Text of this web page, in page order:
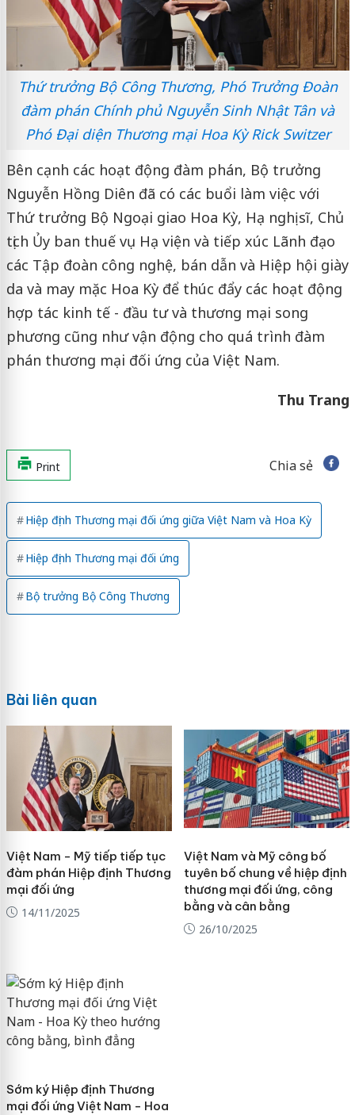
Thứ trưởng Bộ Công Thương, Phó Trưởng Đoàn
đàm phán Chính phủ Nguyễn Sinh Nhật Tân và
Phó Đại diện Thương mại Hoa Kỳ Rick Switzer
Bên cạnh các hoạt động đàm phán, Bộ trưởng
Nguyễn Hồng Diên đã có các buổi làm việc với
Thứ trưởng Bộ Ngoại giao Hoa Kỳ, Hạ nghị sĩ, Chủ
tịch Ủy ban thuế vụ Hạ viện và tiếp xúc Lãnh đạo
các Tập đoàn công nghệ, bán dẫn và Hiệp hội giày
da và may mặc Hoa Kỳ để thúc đẩy các hoạt động
hợp tác kinh tế - đầu tư và thương mại song
phương cũng như vận động cho quá trình đàm
phán thương mại đối ứng của Việt Nam.
Thu Trang
Print Chia sẻ
Hiệp định Thương mại đối ứng giữa Việt Nam và Hoa Kỳ
Hiệp định Thương mại đối ứng
Bộ trưởng Bộ Công Thương
Bài liên quan
Việt Nam - Mỹ tiếp tiếp tục
đàm phán Hiệp định Thương
mại đối ứng
14/11/2025
Việt Nam và Mỹ công bố
tuyên bố chung về hiệp định
thương mại đối ứng, công
bằng và cân bằng
26/10/2025
Sớm ký Hiệp định Thương
mại đối ứng Việt Nam - Hoa